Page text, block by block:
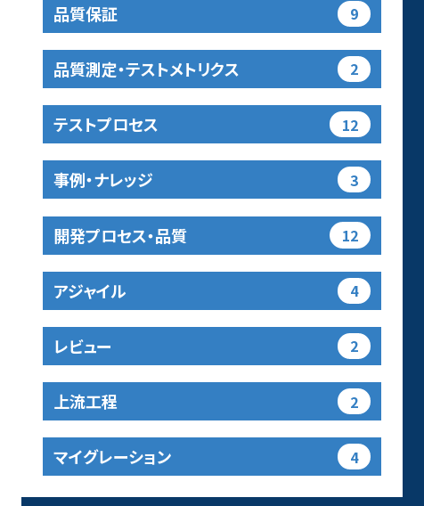
品質保証 9
品質測定・テストメトリクス 2
テストプロセス 12
事例・ナレッジ 3
開発プロセス・品質 12
アジャイル 4
レビュー 2
上流工程 2
マイグレーション 4